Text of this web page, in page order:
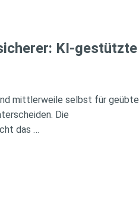
KI-gestützte
mittlerweile selbst für geübte
Die
das …